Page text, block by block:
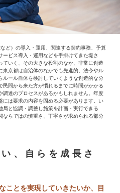
ど）の導入・運用、関連する契約事務、予算
ビス導入・運用などを手掛けてきた堤さ
ていく、その大きな役割のなか、非常に創造
東京都は自治体のなかでも先進的。法令やル
ルール自体を検討していくような創造的な分
間から来た方が慣れるまでに時間がかかる
調達のプロセスがあるかもしれません。年度
には要求の内容を固める必要があります。い
と協調・調整し施策を計画・実行できる
ならではの慎重さ、丁寧さが求められる部分
、自らを成長さ
ことを実現していきたいか、目